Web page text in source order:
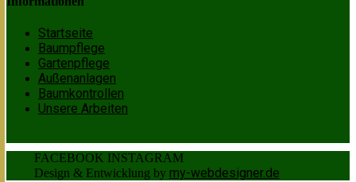
Startseite
Baumpflege
Gartenpflege
Außenanlagen
Baumkontrollen
Unsere Arbeiten
FACEBOOK INSTAGRAM
Design & Entwicklung by my-webdesigner.de